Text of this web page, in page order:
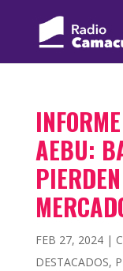
AEBU:
FEB 27, 2024|
DESTACADOS,